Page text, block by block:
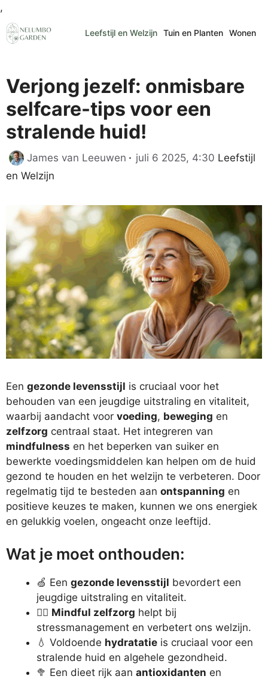
,
naar
de
Leefstijl en Welzijn Tuin en Planten Wonen
Verjong jezelf: onmisbare
selfcare-tips voor een
stralende huid!
James van Leeuwen juli 6 2025, 4:30 Leefstijl
en Welzijn
Een gezonde levensstijl is cruciaal voor het
behouden van een jeugdige uitstraling en vitaliteit,
waarbij aandacht voor voeding, beweging en
zelfzorg centraal staat. Het integreren van
mindfulness en het beperken van suiker en
bewerkte voedingsmiddelen kan helpen om de huid
gezond te houden en het welzijn te verbeteren. Door
regelmatig tijd te besteden aan ontspanning en
positieve keuzes te maken, kunnen we ons energiek
en gelukkig voelen, ongeacht onze leeftijd.
Wat je moet onthouden:
🍏 Een gezonde levensstijl bevordert een
jeugdige uitstraling en vitaliteit.
🧘‍♀️ Mindful zelfzorg helpt bij
stressmanagement en verbetert ons welzijn.
💧 Voldoende hydratatie is cruciaal voor een
stralende huid en algehele gezondheid.
🥦 Een dieet rijk aan antioxidanten en